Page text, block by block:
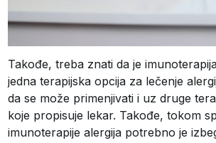
Takođe, treba znati da je
jedna terapijska opcija za lečenje
da se može primenjivati i uz druge
koje propisuje lekar. Takođe, tokom
imunoterapije alergija potrebno je